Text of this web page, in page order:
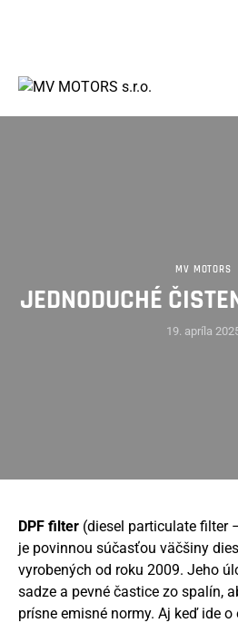
MV MOTORS
JEDNODUCHÉ
19. apríla
DPF filter (diesel particulate filter
je povinnou súčasťou väčšiny
vyrobených od roku 2009. Jeho
sadze a pevné častice zo spalín,
prísne emisné normy. Aj keď ide